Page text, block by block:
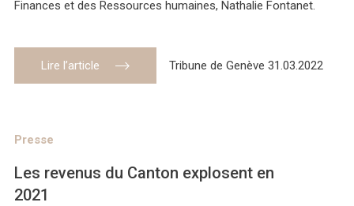
Finances et des Ressources humaines, Nathalie Fontanet.
Lire l’article Tribune de Genève 31.03.2022
Presse
Les revenus du Canton explosent en
2021